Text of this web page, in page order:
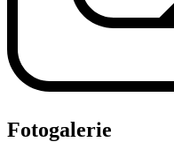
Fotogalerie